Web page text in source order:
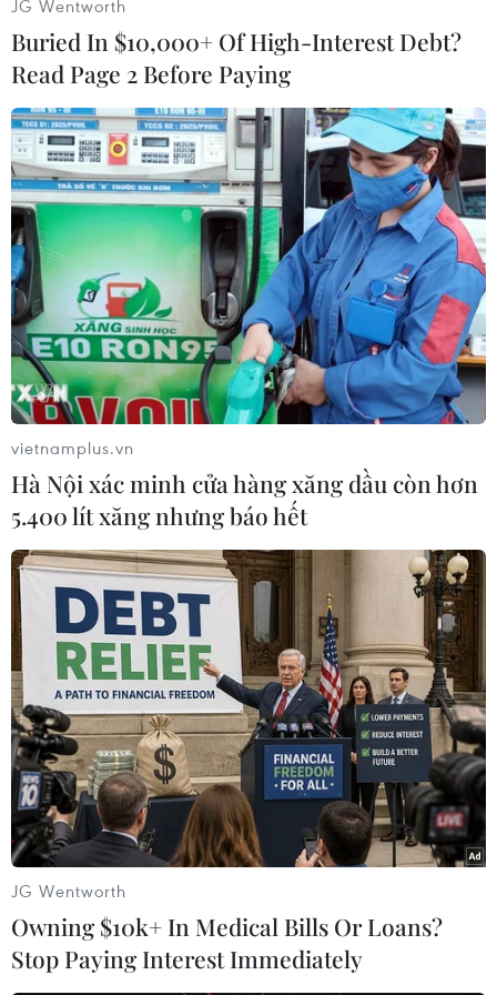
(Vietnam+)
#Du lịch #Người di cư Venezuela
#Biên giới Venezuela
#Tin tức hot
Theo dõi VietnamPlus
TIN LIÊN QUAN
JG Wentworth
Buried In $10,000+ Of High-Interest Debt?
Read Page 2 Before Paying
vietnamplus.vn
Hà Nội xác minh cửa hàng xăng dầu còn hơn
5.400 lít xăng nhưng báo hết
JG Wentworth
Owning $10k+ In Medical Bills Or Loans?
Stop Paying Interest Immediately